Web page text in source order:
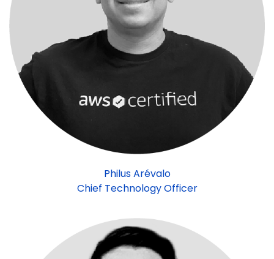
Philus Arévalo
Chief Technology Officer